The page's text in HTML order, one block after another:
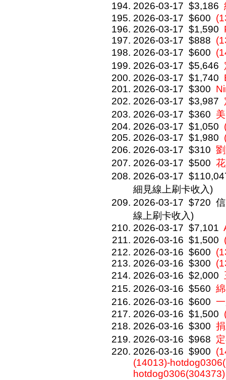
2026-03-17 $3,186
2026-03-17 $600
2026-03-17 $1,590
2026-03-17 $888
2026-03-17 $600
2026-03-17 $5,646
2026-03-17 $1,740
2026-03-17 $300
2026-03-17 $3,987
2026-03-17 $360
2026-03-17 $1,050
2026-03-17 $1,980
2026-03-17 $310
2026-03-17 $500
2026-03-17
細見線上刷卡收入)
2026-03-17 $720
線上刷卡收入)
2026-03-17 $7,101
2026-03-16 $1,500
2026-03-16 $600
2026-03-16 $300
2026-03-16 $2,000
2026-03-16 $560
2026-03-16 $600
2026-03-16 $1,500
2026-03-16 $300
2026-03-16 $968
2026-03-16 $900
(14013)-
hotdog0306(304373)